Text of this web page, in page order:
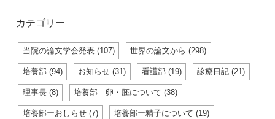
カテゴリー
当院の論文学会発表 (107) 世界の論文から (298)
培養部 (94) お知らせ (31) 看護部 (19) 診療日記 (21)
理事長 (8) 培養部―卵・胚について (38)
培養部ーおしらせ (7) 培養部ー精子について (19)